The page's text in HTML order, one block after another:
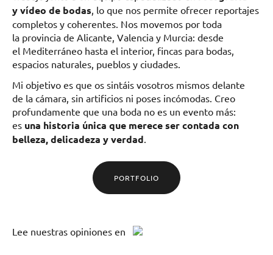
y vídeo de bodas , lo que nos permite ofrecer reportajes
completos y coherentes. Nos movemos por toda
la provincia de Alicante, Valencia y Murcia: desde
el Mediterráneo hasta el interior, fincas para bodas,
espacios naturales, pueblos y ciudades.
Mi objetivo es que os sintáis vosotros mismos delante
de la cámara, sin artificios ni poses incómodas. Creo
profundamente que una boda no es un evento más:
es una historia única que merece ser contada con
belleza, delicadeza y verdad
PORTFOLIO
Lee nuestras opiniones en